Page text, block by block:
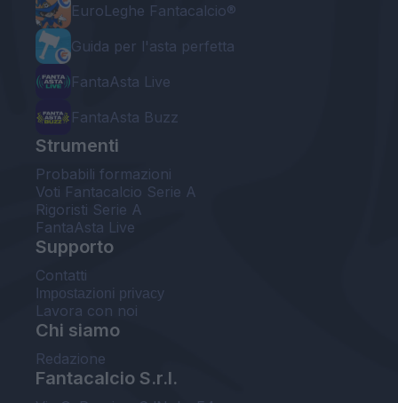
EuroLeghe Fantacalcio®
Guida per l'asta perfetta
FantaAsta Live
FantaAsta Buzz
Strumenti
Probabili formazioni
Voti Fantacalcio Serie A
Rigoristi Serie A
FantaAsta Live
Supporto
Contatti
Impostazioni privacy
Lavora con noi
Chi siamo
Redazione
Fantacalcio S.r.l.